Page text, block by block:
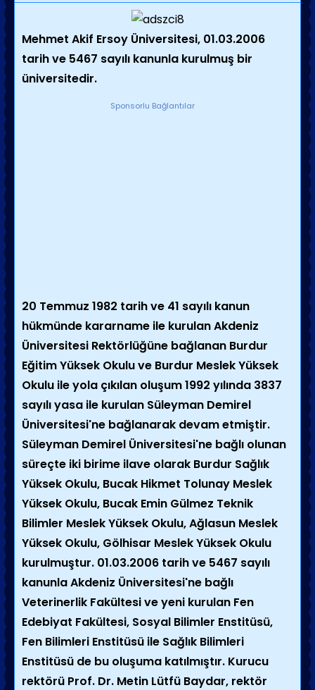
Mehmet Akif Ersoy Üniversitesi, 01.03.2006
tarih ve 5467 sayılı kanunla kurulmuş bir
üniversitedir.
Sponsorlu Bağlantılar
20 Temmuz 1982 tarih ve 41 sayılı kanun
hükmünde kararname ile kurulan Akdeniz
Üniversitesi Rektörlüğüne bağlanan Burdur
Eğitim Yüksek Okulu ve Burdur Meslek Yüksek
Okulu ile yola çıkılan oluşum 1992 yılında 3837
sayılı yasa ile kurulan Süleyman Demirel
Üniversitesi'ne bağlanarak devam etmiştir.
Süleyman Demirel Üniversitesi'ne bağlı olunan
süreçte iki birime ilave olarak Burdur Sağlık
Yüksek Okulu, Bucak Hikmet Tolunay Meslek
Yüksek Okulu, Bucak Emin Gülmez Teknik
Bilimler Meslek Yüksek Okulu, Ağlasun Meslek
Yüksek Okulu, Gölhisar Meslek Yüksek Okulu
kurulmuştur. 01.03.2006 tarih ve 5467 sayılı
kanunla Akdeniz Üniversitesi'ne bağlı
Veterinerlik Fakültesi ve yeni kurulan Fen
Edebiyat Fakültesi, Sosyal Bilimler Enstitüsü,
Fen Bilimleri Enstitüsü ile Sağlık Bilimleri
Enstitüsü de bu oluşuma katılmıştır. Kurucu
rektörü Prof. Dr. Metin Lütfü Baydar, rektör